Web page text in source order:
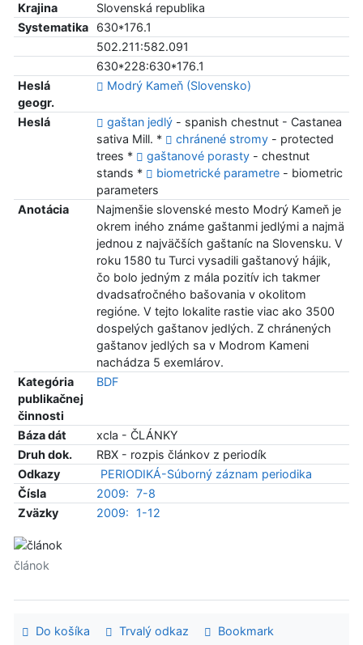
Krajina
Slovenská republika
Systematika
630*176.1
502.211:582.091
630*228:630*176.1
Heslá
geogr.
Modrý Kameň (Slovensko)
Heslá gaštan jedlý- spanish chestnut - Castanea
sativa Mill. *
chránené stromy- protected
trees *
gaštanové porasty- chestnut
stands *
biometrické parametre- biometric
parameters
Anotácia
Najmenšie slovenské mesto Modrý Kameň je
okrem iného známe gaštanmi jedlými a najmä
jednou z najväčších gaštaníc na Slovensku. V
roku 1580 tu Turci vysadili gaštanový hájik,
čo bolo jedným z mála pozitív ich takmer
dvadsaťročného bašovania v okolitom
regióne. V tejto lokalite rastie viac ako 3500
dospelých gaštanov jedlých. Z chránených
gaštanov jedlých sa v Modrom Kameni
nachádza 5 exemlárov.
Kategória
publikačnej
činnosti
BDF
Báza dát
xcla - ČLÁNKY
Druh dok.
RBX - rozpis článkov z periodík
Odkazy
PERIODIKÁ-Súborný záznam periodika
Čísla
2009: 7-8
Zväzky
2009: 1-12
článok
Do košíka Trvalý odkaz
Bookmark